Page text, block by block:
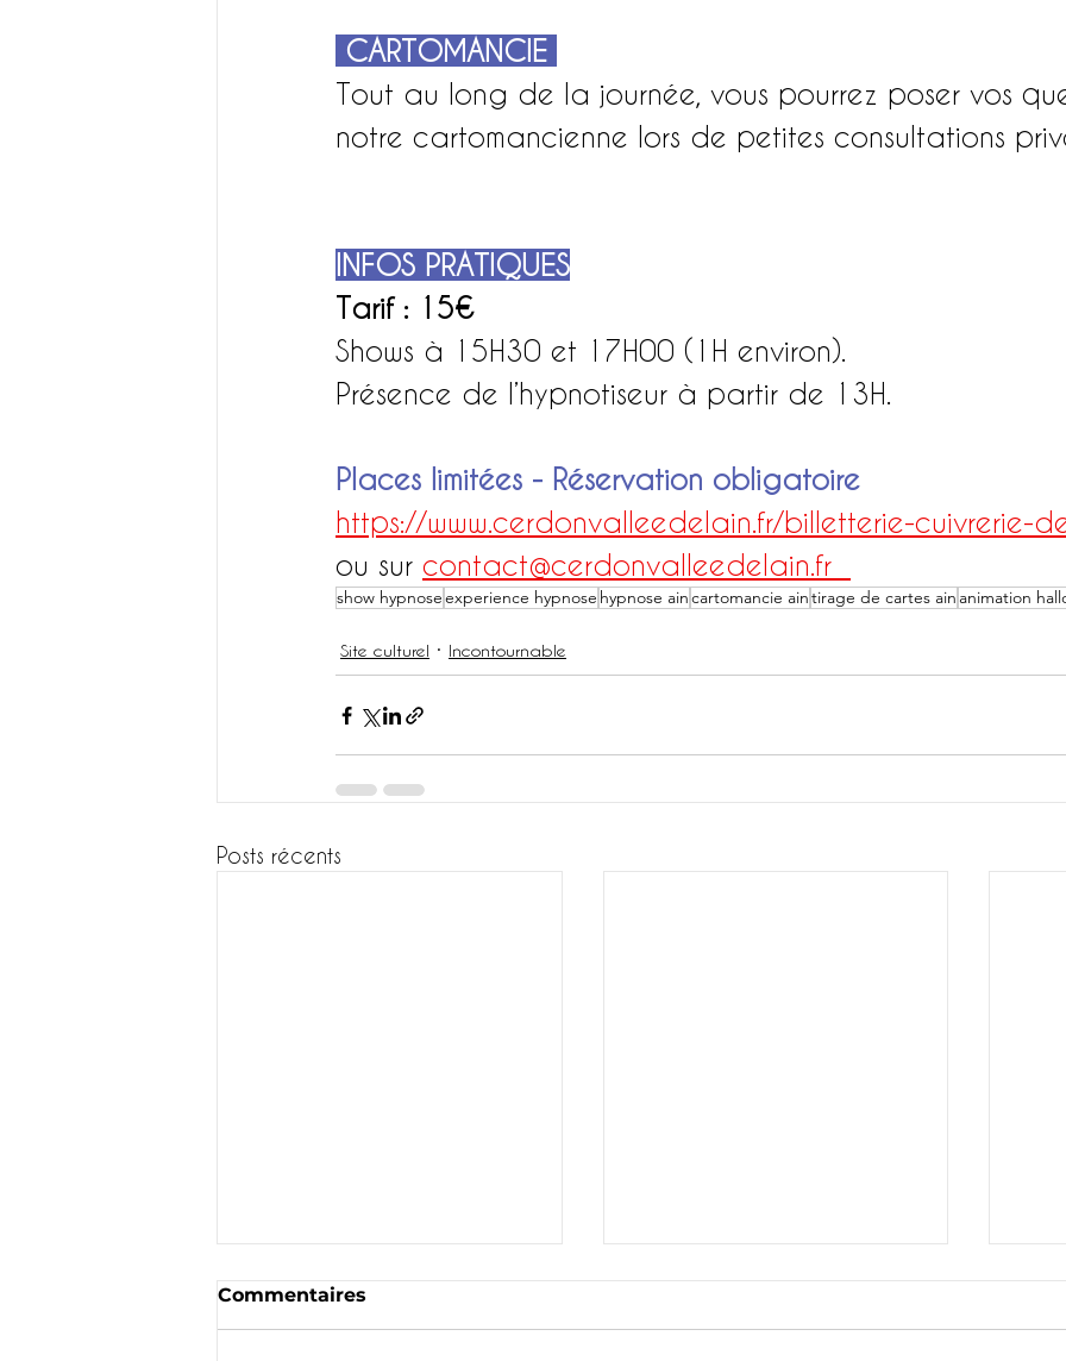
CARTOMANCIE
Tout au long de la journée, vous pourrez poser vos
notre cartomancienne lors de petites consultations
INFOS PRATIQUES
Tarif : 15€
Shows à 15H30 et 17H00 (1H environ).
Présence de l’hypnotiseur à partir de 13H.
Places limitées - Réservation obligatoire
https://www.cerdonvalleedelain.fr/billetterie-cuivrerie-
ou sur contact@cerdonvalleedelain.fr
show hypnoseexperience hypnose hypnose aincartomancie aintirage de cartes ain animation
Site culturel Incontournable
Posts récents
Commentaires